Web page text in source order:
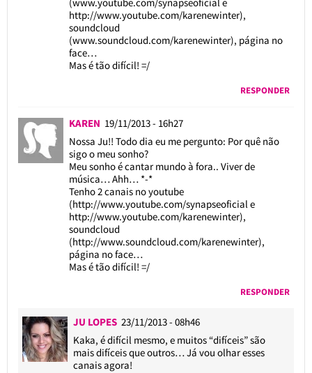
http://www.youtube.com/karenewinter),
soundcloud
(www.soundcloud.com/karenewinter), página no
face…
Mas é tão difícil! =/
RESPONDER
KAREN 19/11/2013 - 16h27
Nossa Ju!! Todo dia eu me pergunto: Por quê não
sigo o meu sonho?
Meu sonho é cantar mundo à fora.. Viver de
música… Ahh… *-*
Tenho 2 canais no youtube
(http://www.youtube.com/synapseoficiale
http://www.youtube.com/karenewinter),
soundcloud
(http://www.soundcloud.com/karenewinter),
página no face…
Mas é tão difícil! =/
RESPONDER
JU LOPES 23/11/2013 - 08h46
Kaka, é difícil mesmo, e muitos “difíceis” são
mais difíceis que outros… Já vou olhar esses
canais agora!